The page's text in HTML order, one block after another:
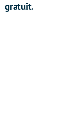
gratuit.